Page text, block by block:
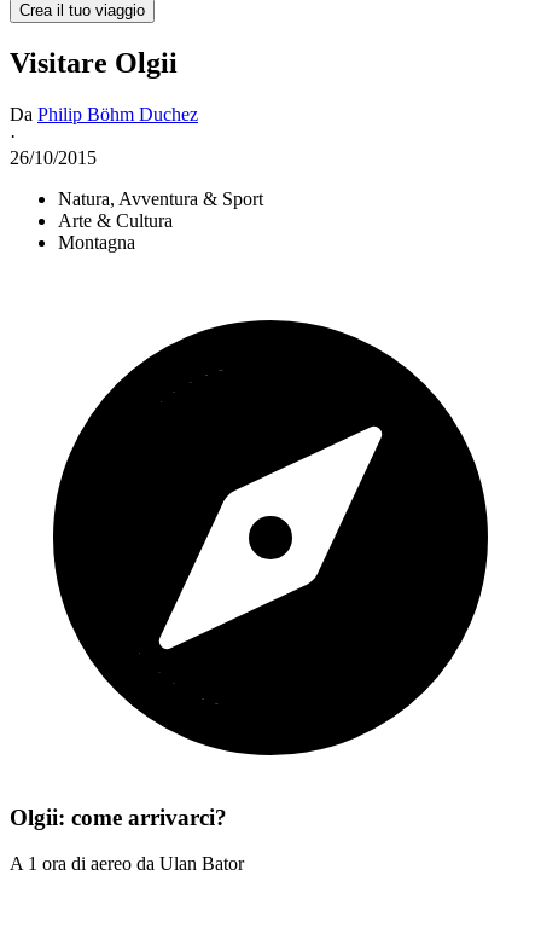
Crea il tuo viaggio
Visitare Olgii
Da Philip Böhm Duchez
·
26/10/2015
Natura, Avventura & Sport
Arte & Cultura
Montagna
Olgii: come arrivarci?
A 1 ora di aereo da Ulan Bator